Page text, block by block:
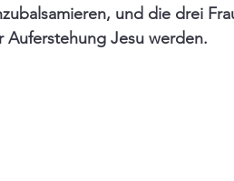
und die drei
Jesu werden.